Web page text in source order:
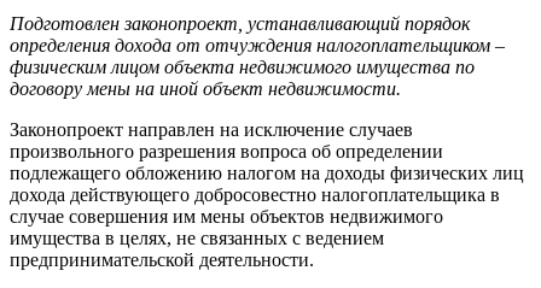
Подготовлен законопроект, устанавливающий порядок
определения дохода от отчуждения налогоплательщиком –
физическим лицом объекта недвижимого имущества по
договору мены на иной объект недвижимости.
Законопроект направлен на исключение случаев
произвольного разрешения вопроса об определении
подлежащего обложению налогом на доходы физических лиц
дохода действующего добросовестно налогоплательщика в
случае совершения им мены объектов недвижимого
имущества в целях, не связанных с ведением
предпринимательской деятельности.